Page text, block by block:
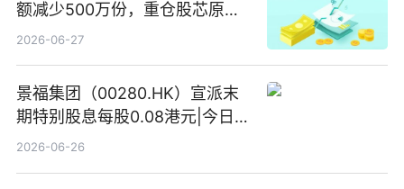
额减少500万份，重仓股芯原股
份、寒武纪、澜起科技 观速讯
2026-06-27
景福集团（00280.HK）宣派末
期特别股息每股0.08港元|今日快
看
2026-06-26